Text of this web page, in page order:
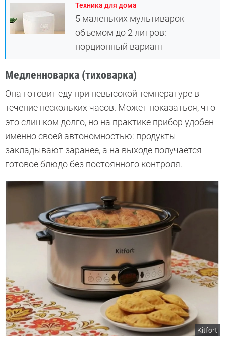
Техника для дома
5 маленьких мультиварок
объемом до 2 литров:
порционный вариант
Медленноварка (тиховарка)
Она готовит еду при невысокой температуре в
течение нескольких часов. Может показаться, что
это слишком долго, но на практике прибор удобен
именно своей автономностью: продукты
закладывают заранее, а на выходе получается
готовое блюдо без постоянного контроля.
Kitfort